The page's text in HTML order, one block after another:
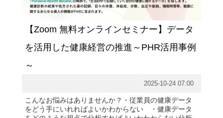
【Zoom 無料オンラインセミナー】データ
を活用した健康経営の推進～PHR活用事例
～
2025-10-24 07:00
こんなお悩みはありませんか？・従業員の健康データ
をどう手にいれればよいかわからない ・健康データ